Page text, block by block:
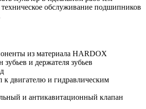
техническое обслуживание подшипников
из материала HARDOX
и держателя зубьев
к двигателю и гидравлическим
и антикавитационный клапан